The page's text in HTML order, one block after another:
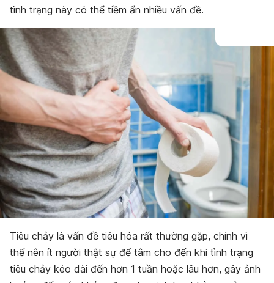
tình trạng này có thể tiềm ẩn nhiều vấn đề.
Tiêu chảy là vấn đề tiêu hóa rất thường gặp, chính vì
thế nên ít người thật sự để tâm cho đến khi tình trạng
tiêu chảy kéo dài đến hơn 1 tuần hoặc lâu hơn, gây ảnh